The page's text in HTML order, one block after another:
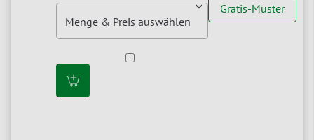
Gratis-Muster